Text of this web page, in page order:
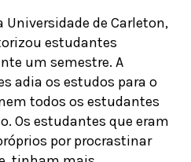
de Carleton,
estudantes
um semestre. A
adia os estudos para o
todos os estudantes
Os estudantes que eram
por procrastinar